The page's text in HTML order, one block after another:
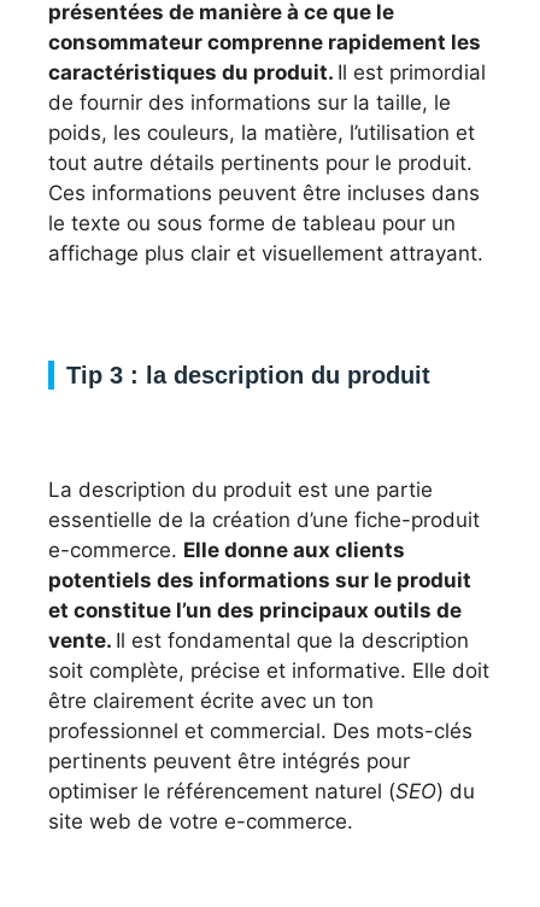
présentées de manière à ce que le
consommateur comprenne rapidement les
caractéristiques du produit. Il est primordial
de fournir des informations sur la taille, le
poids, les couleurs, la matière, l’utilisation et
tout autre détails pertinents pour le produit.
Ces informations peuvent être incluses dans
le texte ou sous forme de tableau pour un
affichage plus clair et visuellement attrayant.
Tip 3 : la description du produit
La description du produit est une partie
essentielle de la création d’une fiche-produit
e-commerce. Elle donne aux clients
potentiels des informations sur le produit
et constitue l’un des principaux outils de
vente. Il est fondamental que la description
soit complète, précise et informative. Elle doit
être clairement écrite avec un ton
professionnel et commercial. Des mots-clés
pertinents peuvent être intégrés pour
optimiser le référencement naturel (SEO) du
site web de votre e-commerce.